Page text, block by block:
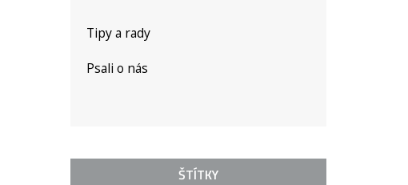
Tipy a rady
Psali o nás
ŠTÍTKY